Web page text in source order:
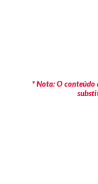
* Nota: O